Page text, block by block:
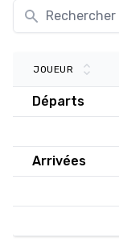
JOUEUR
Départs
Arrivées